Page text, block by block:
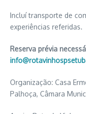
Incluí transporte de
experiências referidas.
Reserva prévia
Organização: Casa
Palhoça, Câmara